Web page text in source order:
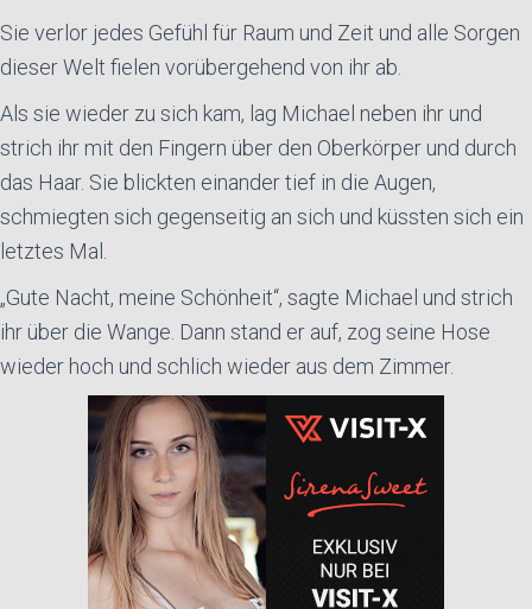
Sie verlor jedes Gefühl für Raum und Zeit und alle Sorgen
dieser Welt fielen vorübergehend von ihr ab.
Als sie wieder zu sich kam, lag Michael neben ihr und
strich ihr mit den Fingern über den Oberkörper und durch
das Haar. Sie blickten einander tief in die Augen,
schmiegten sich gegenseitig an sich und küssten sich ein
letztes Mal.
„Gute Nacht, meine Schönheit“, sagte Michael und strich
ihr über die Wange. Dann stand er auf, zog seine Hose
wieder hoch und schlich wieder aus dem Zimmer.